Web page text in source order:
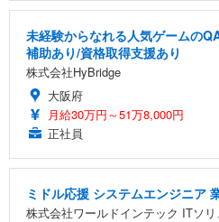
未経験からなれる人気ゲームの
補助あり/資格取得支援あり
株式会社HyBridge
大阪府
月給30万円～51万8,000円
正社員
ミドル応援 システムエンジニア
株式会社ワールドインテック ITソ